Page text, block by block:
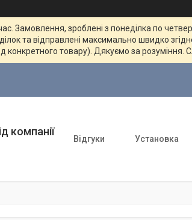
Замовлення, зроблені з понеділка по
та відправлені максимально швидко
конкретного товару). Дякуємо за розуміння.
компанії
Відгуки Установка